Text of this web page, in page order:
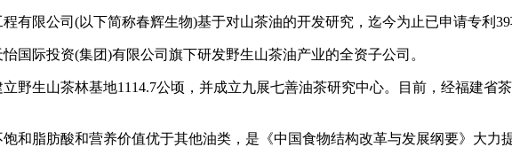
限公司(以下简称春辉生物)基于对山茶油的开发研究，迄今为止已申请专利39
际投资(集团)有限公司旗下研发野生山茶油产业的全资子公司。
生山茶林基地1114.7公顷，并成立九展七善油茶研究中心。目前，经福建省
脂肪酸和营养价值优于其他油类，是《中国食物结构改革与发展纲要》大力